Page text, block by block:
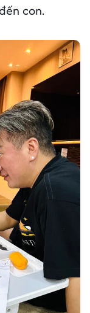
con.